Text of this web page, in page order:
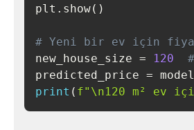
plt . show( )
# Yeni bir ev için
new_house_size = 120
predicted_price = model
print ( f"\n120 m² ev